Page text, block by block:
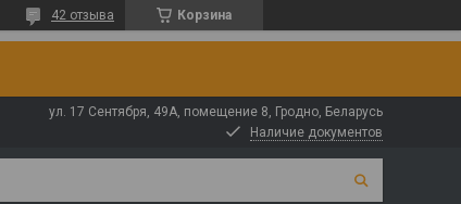
Корзина
42 отзыва
ул. 17 Сентября, 49А, помещение 8, Гродно, Беларусь
Наличие документов